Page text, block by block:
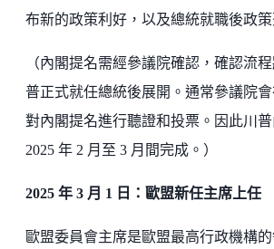
布新的政策利好，以及總統就職後政策
（內閣提名需經參議院確認，確認流
普正式就任總統後展開。通常參議院
對內閣提名進行聽證和投票。因此川
2025 年 2 月至 3 月間完成。）
2025 年 3 月 1 日：歐盟新任主席上任
歐盟委員會主席是歐盟最高行政機構